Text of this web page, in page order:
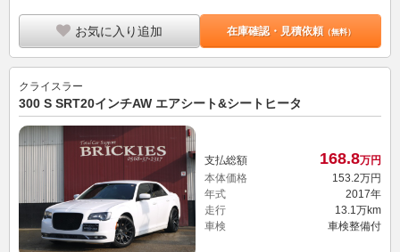
お気に入り追加 在庫確認・見積依頼（無料）
クライスラー
300 S SRT20インチAW エアシート&シートヒータ
支払総額 168.8万円
本体価格
153.2万円
年式
2017年
走行
13.1万km
車検
車検整備付